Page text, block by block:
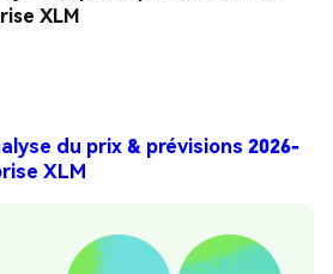
XLM
du prix & prévisions 2026-
XLM